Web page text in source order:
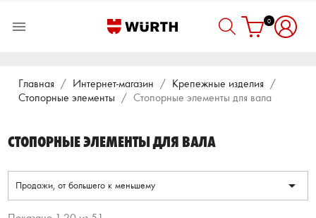
 0
Главная Интернет-магазин
Крепежные изделия
Стопорные элементы
Стопорные элементы для вала
СТОПОРНЫЕ ЭЛЕМЕНТЫ ДЛЯ ВАЛА
Продажи, от большего к меньшему 